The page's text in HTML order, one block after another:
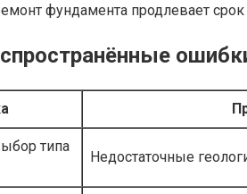
фундамента продлевает срок
типа
Недостаточные